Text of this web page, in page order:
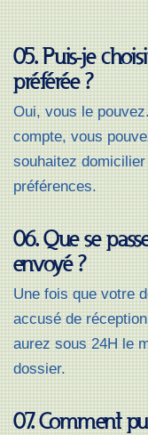
05. Puis-je
préférée ?
Oui, vous le
compte, vous
souhaitez
préférences.
06. Que se
envoyé ?
Une fois que votre
accusé de
aurez sous 24H le
dossier.
07. Comment